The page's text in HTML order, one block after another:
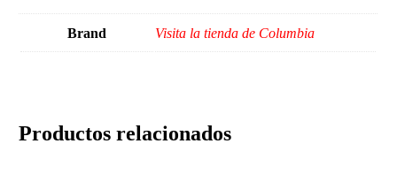
Brand Visita la tienda de Columbia
Productos relacionados